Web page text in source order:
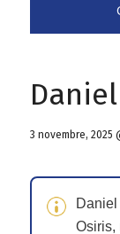
3 novembre, 2025
Daniel
Osiris,